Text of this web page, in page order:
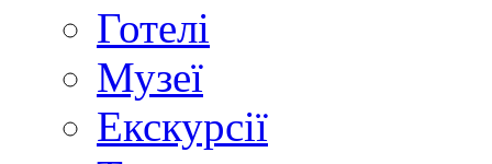
Готелі
Музеї
Екскурсії